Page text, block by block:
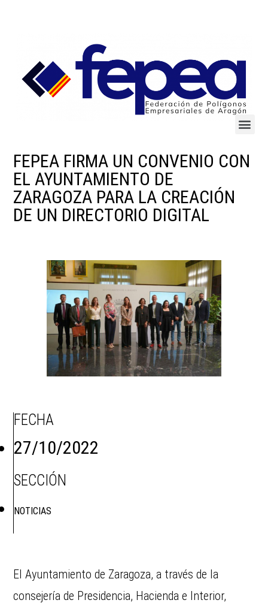
FEPEA FIRMA UN CONVENIO CON
EL AYUNTAMIENTO DE
ZARAGOZA PARA LA CREACIÓN
DE UN DIRECTORIO DIGITAL
FECHA
27/10/2022
SECCIÓN
NOTICIAS
El Ayuntamiento de Zaragoza, a través de la
consejería de Presidencia, Hacienda e Interior,